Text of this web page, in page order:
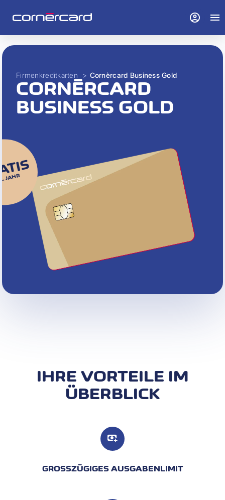
Firmenkreditkarten > Cornèrcard Business Gold
CORNÈRCARD
BUSINESS GOLD
JAHR
IHRE VORTEILE IM
ÜBERBLICK
GROSSZÜGIGES AUSGABENLIMIT
account_circle menu